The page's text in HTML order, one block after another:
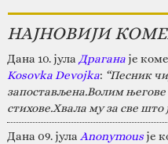
НАЈНОВИЈИ
Дана 10. јула Драганаје
Kosovka Devojka: “Песник
запостављена.Волим
стихове.Хвала му за све
Дана 09. јула Anonymousје